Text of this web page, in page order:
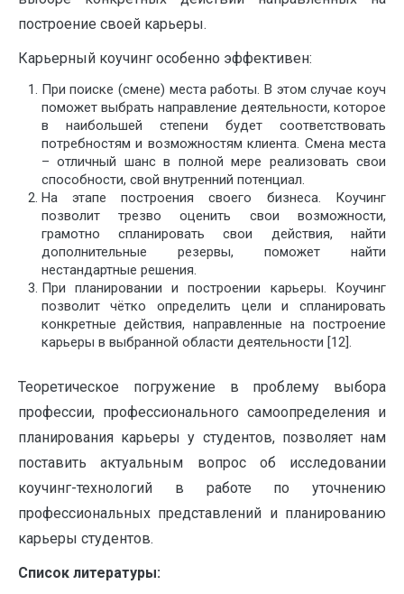
построение своей карьеры.
Карьерный коучинг особенно эффективен:
При поиске (смене) места работы. В этом случае коуч
поможет выбрать направление деятельности, которое
в наибольшей степени будет соответствовать
потребностям и возможностям клиента. Смена места
– отличный шанс в полной мере реализовать свои
способности, свой внутренний потенциал.
На этапе построения своего бизнеса. Коучинг
позволит трезво оценить свои возможности,
грамотно спланировать свои действия, найти
дополнительные резервы, поможет найти
нестандартные решения.
При планировании и построении карьеры. Коучинг
позволит чётко определить цели и спланировать
конкретные действия, направленные на построение
карьеры в выбранной области деятельности [12].
Теоретическое погружение в проблему выбора
профессии, профессионального самоопределения и
планирования карьеры у студентов, позволяет нам
поставить актуальным вопрос об исследовании
коучинг-технологий в работе по уточнению
профессиональных представлений и планированию
карьеры студентов.
Список литературы: